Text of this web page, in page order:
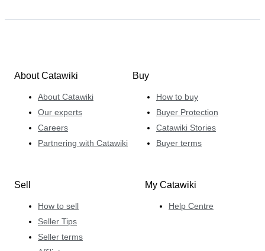
About Catawiki
About Catawiki
Our experts
Careers
Partnering with Catawiki
Buy
How to buy
Buyer Protection
Catawiki Stories
Buyer terms
Sell
How to sell
Seller Tips
Seller terms
My Catawiki
Help Centre